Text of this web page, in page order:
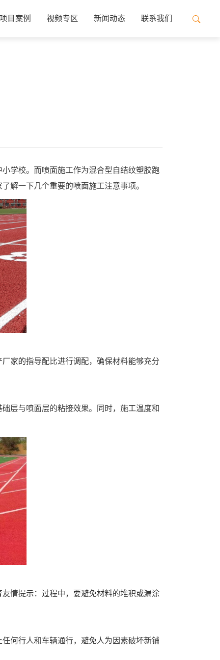
项目案例 视频专区 新闻动态 联系我们
学校。而喷面施工作为混合型自结纹塑胶跑
解一下几个重要的喷面施工注意事项。
家的指导配比进行调配，确保材料能够充分
层与喷面层的粘接效果。同时，施工温度和
情提示：过程中，要避免材料的堆积或漏涂
何行人和车辆通行，避免人为因素破坏新铺